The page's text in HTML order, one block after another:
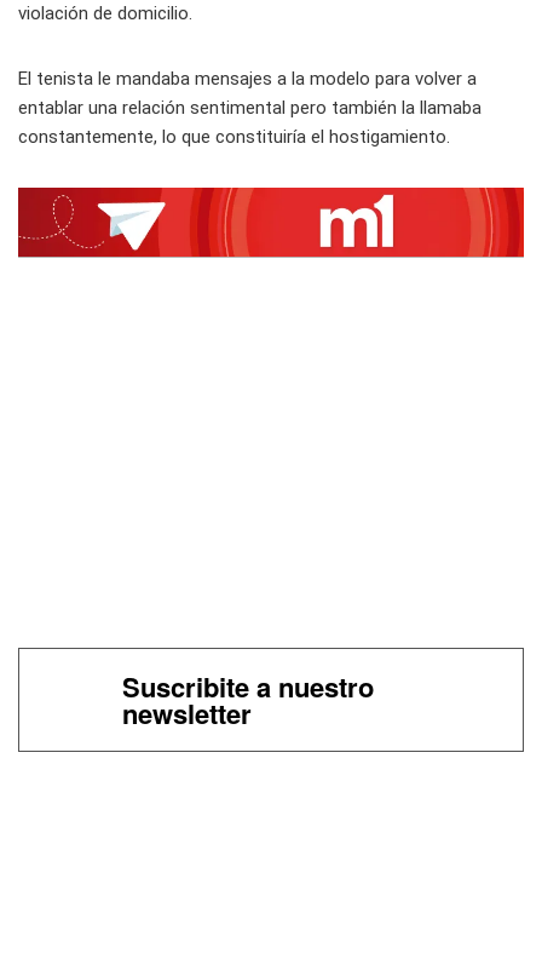
violación de domicilio.
El tenista le mandaba mensajes a la modelo para volver a
entablar una relación sentimental pero también la llamaba
constantemente, lo que constituiría el hostigamiento.
Suscribite a nuestro
newsletter